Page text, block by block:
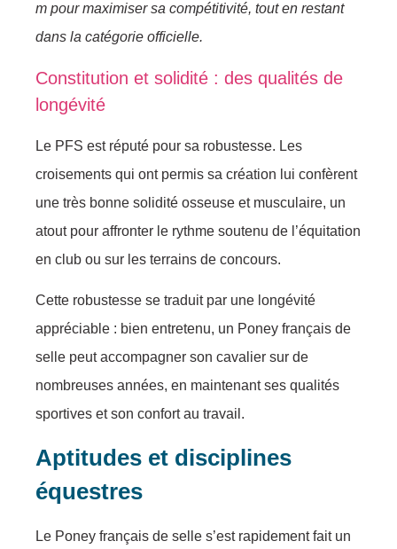
m pour maximiser sa compétitivité, tout en restant
dans la catégorie officielle.
Constitution et solidité : des qualités de
longévité
Le PFS est réputé pour sa robustesse. Les
croisements qui ont permis sa création lui confèrent
une très bonne solidité osseuse et musculaire, un
atout pour affronter le rythme soutenu de l’équitation
en club ou sur les terrains de concours.
Cette robustesse se traduit par une longévité
appréciable : bien entretenu, un Poney français de
selle peut accompagner son cavalier sur de
nombreuses années, en maintenant ses qualités
sportives et son confort au travail.
Aptitudes et disciplines
équestres
Le Poney français de selle s’est rapidement fait un